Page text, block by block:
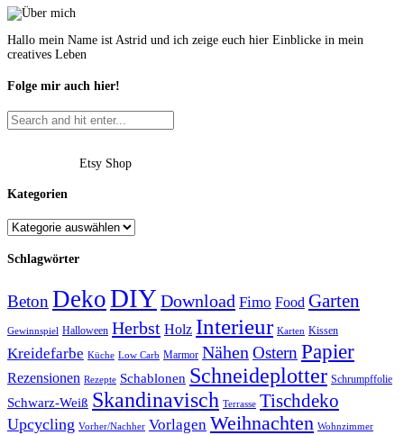
Hallo mein Name ist Astrid und ich zeige euch hier Einblicke in mein
creatives Leben
Folge mir auch hier!
Etsy Shop
Kategorien
Schlagwörter
Beton DekoDIYDownload Fimo Food Garten
Gewinnspiel Halloween Herbst Holz Interieur Karten Kissen
Kreidefarbe Küche Low Carb Marmor Nähen Ostern Papier
Rezensionen Rezepte Schablonen Schneideplotter Schrumpffolie
Schwarz-Weiß Skandinavisch Terrasse Tischdeko
Upcycling Vorher/Nachher Vorlagen Weihnachten Wohnzimmer